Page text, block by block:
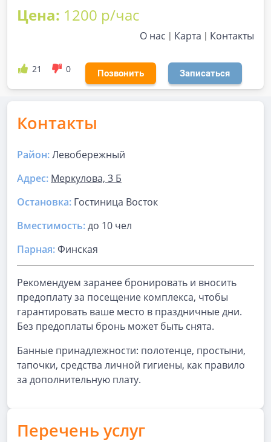
Цена: 1200 р/час
О нас Карта Контакты
21 0 Позвонить Записаться
Контакты
Район:Левобережный
Адрес: Меркулова, 3 Б
Остановка: Гостиница Восток
Вместимость:до 10 чел
Парная:Финская
Рекомендуем заранее бронировать и вносить
предоплату за посещение комплекса, чтобы
гарантировать ваше место в праздничные дни.
Без предоплаты бронь может быть снята.
Банные принадлежности: полотенце, простыни,
тапочки, средства личной гигиены, как правило
за дополнительную плату.
Перечень услуг